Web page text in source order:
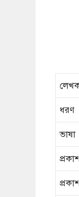
ধরণ
ভাষা